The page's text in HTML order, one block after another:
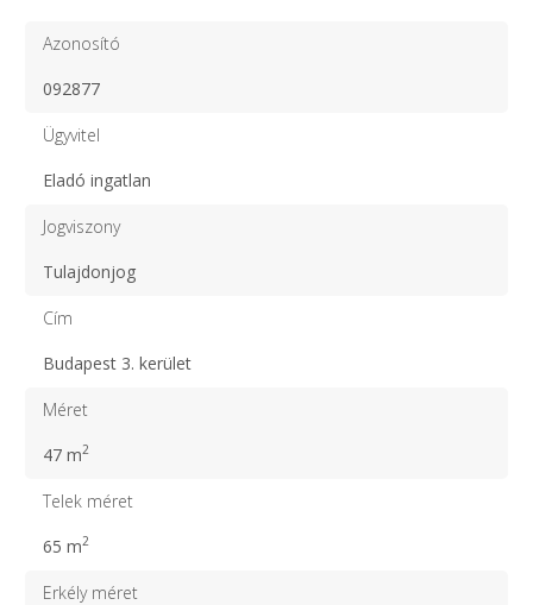
Azonosító
092877
Ügyvitel
Eladó ingatlan
Jogviszony
Tulajdonjog
Cím
Budapest 3. kerület
Méret
47 m2
Telek méret
65 m2
Erkély méret